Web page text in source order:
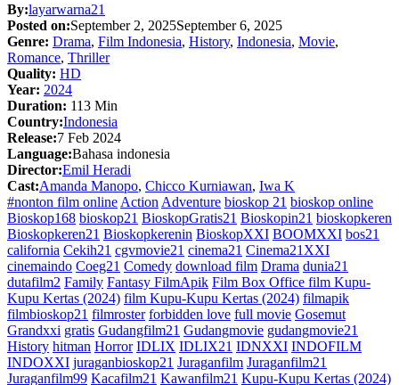
By:layarwarna21
Posted on:September 2, 2025September 6, 2025
Genre: Drama, Film Indonesia, History, Indonesia, Movie,
Romance, Thriller
Quality: HD
Year: 2024
Duration: 113 Min
Country:Indonesia
Release:7 Feb 2024
Language:Bahasa indonesia
Director:Emil Heradi
Cast:Amanda Manopo, Chicco Kurniawan, Iwa K
#nonton film online Action Adventure bioskop 21 bioskop online
Bioskop168 bioskop21 BioskopGratis21 Bioskopin21 bioskopkeren
Bioskopkeren21 Bioskopkerenin BioskopXXI BOOMXXI bos21
california Cekih21 cgvmovie21 cinema21 Cinema21XXI
cinemaindo Coeg21 Comedy download film Drama dunia21
dutafilm2 Family Fantasy FilmApik Film Box Office film Kupu-
Kupu Kertas (2024) film Kupu-Kupu Kertas (2024) filmapik
filmbioskop21 filmroster forbidden love full movie Gosemut
Grandxxi gratis Gudangfilm21 Gudangmovie gudangmovie21
History hitman Horror IDLIX IDLIX21 IDNXXI INDOFILM
INDOXXI juraganbioskop21 Juraganfilm Juraganfilm21
Juraganfilm99 Kacafilm21 Kawanfilm21 Kupu-Kupu Kertas (2024)